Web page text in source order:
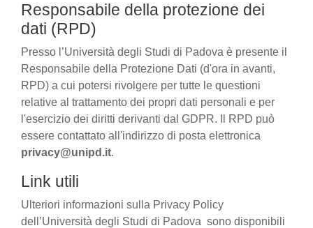
Responsabile della protezione dei
dati (RPD)
Presso l’Università degli Studi di Padova è presente il
Responsabile della Protezione Dati (d'ora in avanti,
RPD) a cui potersi rivolgere per tutte le questioni
relative al trattamento dei propri dati personali e per
l'esercizio dei diritti derivanti dal GDPR. Il RPD può
essere contattato all'indirizzo di posta elettronica
privacy@unipd.it.
Link utili
Ulteriori informazioni sulla Privacy Policy
dell’Università degli Studi di Padova sono disponibili